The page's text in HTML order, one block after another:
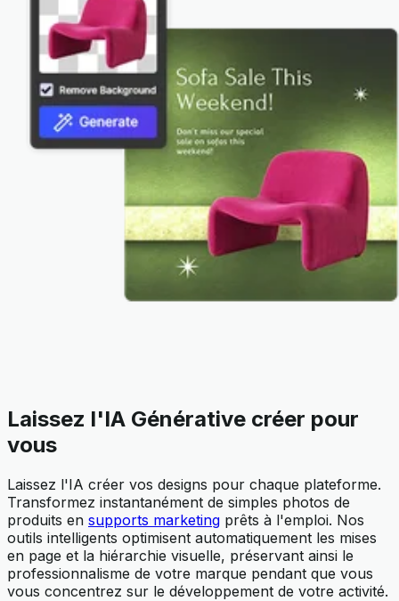
Laissez l'IA Générative créer pour
vous
Laissez l'IA créer vos designs pour chaque plateforme.
Transformez instantanément de simples photos de
produits en supports marketing prêts à l'emploi. Nos
outils intelligents optimisent automatiquement les mises
en page et la hiérarchie visuelle, préservant ainsi le
professionnalisme de votre marque pendant que vous
vous concentrez sur le développement de votre activité.